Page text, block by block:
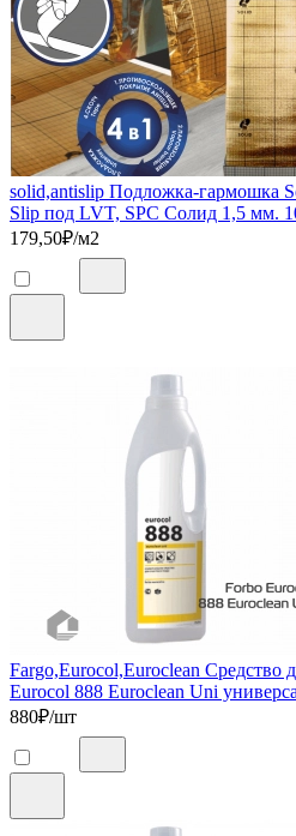
solid,antislip Подложка-гармошка
Slip под LVT, SPC Солид 1,5 мм.
179,50₽/м2
Fargo,Eurocol,Euroclean Средство
Eurocol 888 Euroclean Uni
880₽/шт